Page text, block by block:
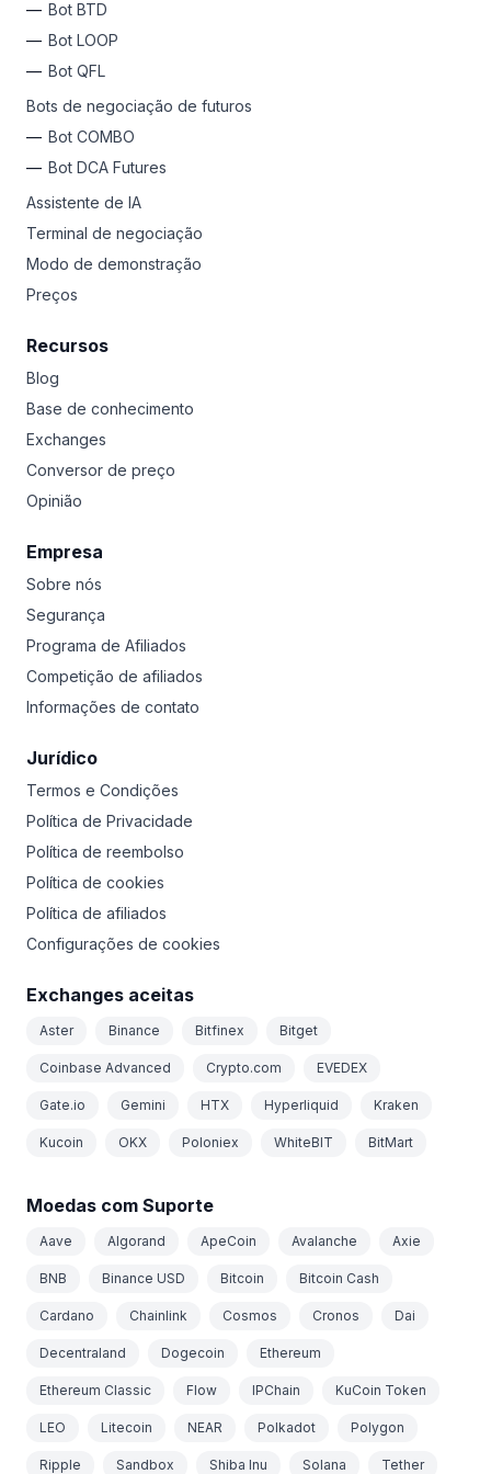
Bot BTD
Bot LOOP
Bot QFL
Bots de negociação de futuros
Bot COMBO
Bot DCA Futures
Assistente de IA
Terminal de negociação
Modo de demonstração
Preços
Recursos
Blog
Base de conhecimento
Exchanges
Conversor de preço
Opinião
Empresa
Sobre nós
Segurança
Programa de Afiliados
Competição de afiliados
Informações de contato
Jurídico
Termos e Condições
Política de Privacidade
Política de reembolso
Política de cookies
Política de afiliados
Configurações de cookies
Exchanges aceitas
Aster Binance Bitfinex Bitget
Coinbase Advanced Crypto.com EVEDEX
Gate.io Gemini HTX Hyperliquid Kraken
Kucoin OKX Poloniex WhiteBIT BitMart
Moedas com Suporte
Aave Algorand ApeCoin Avalanche Axie
BNB Binance USD Bitcoin Bitcoin Cash
Cardano Chainlink Cosmos Cronos Dai
Decentraland Dogecoin Ethereum
Ethereum Classic Flow IPChain KuCoin Token
LEO Litecoin NEAR Polkadot Polygon
Ripple Sandbox Shiba Inu Solana Tether